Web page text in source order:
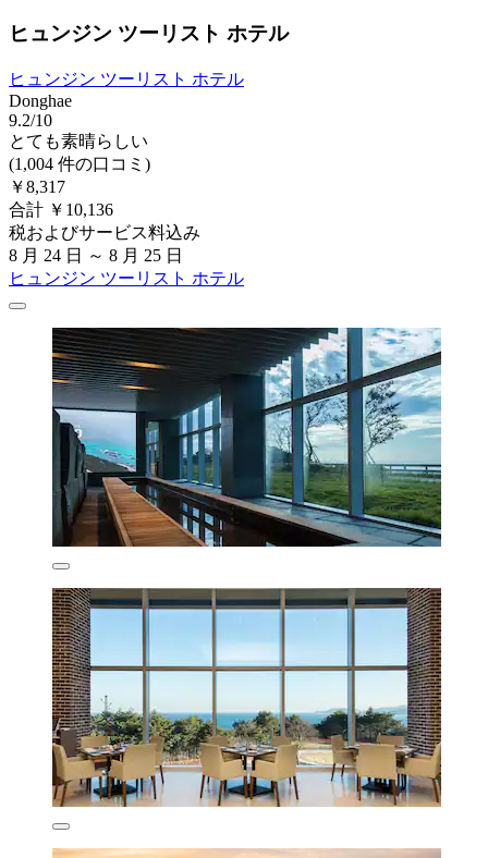
ヒュンジン ツーリスト ホテル
ヒュンジン ツーリスト ホテル
Donghae
9.2/10
とても素晴らしい
(1,004 件の口コミ)
￥8,317
合計 ￥10,136
税およびサービス料込み
8 月 24 日 ～ 8 月 25 日
ヒュンジン ツーリスト ホテル